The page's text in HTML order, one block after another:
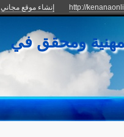
http:// إنشاء موقع مجاني
ومحقق في